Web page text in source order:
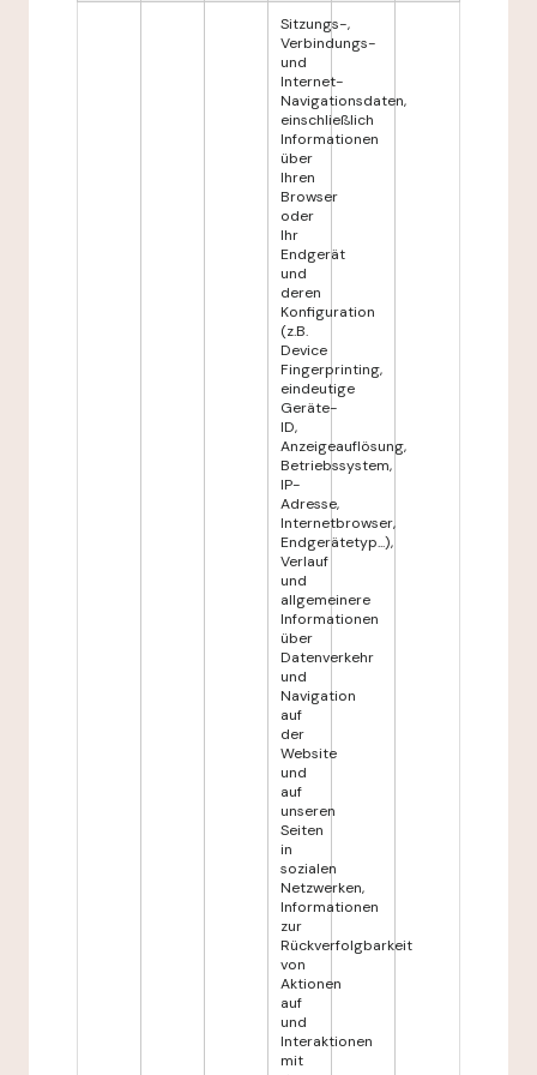
Sitzungs-,
Verbindungs-
und
Internet-
Navigationsdaten,
einschließlich
Informationen
über
Ihren
Browser
oder
Ihr
Endgerät
und
deren
Konfiguration
(z.B.
Device
Fingerprinting,
eindeutige
Geräte-
ID,
Anzeigeauflösung,
Betriebssystem,
IP-
Adresse,
Internetbrowser,
Endgerätetyp...),
Verlauf
und
allgemeinere
Informationen
über
Datenverkehr
und
Navigation
auf
der
Website
und
auf
unseren
Seiten
in
sozialen
Netzwerken,
Informationen
zur
Rückverfolgbarkeit
von
Aktionen
auf
und
Interaktionen
mit